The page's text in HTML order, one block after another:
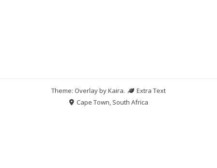
Theme: Overlay byKaira.
Extra Text
Cape Town, South Africa